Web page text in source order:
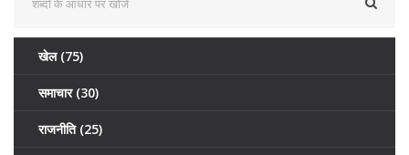
खेल (75)
समाचार (30)
राजनीति (25)